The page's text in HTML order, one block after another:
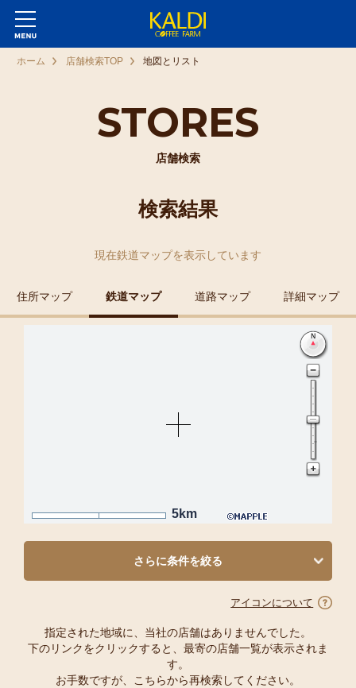
STORES
店舗検索
ホーム 店舗検索TOP 地図とリスト
検索結果
現在鉄道マップを表示しています
住所マップ 鉄道マップ 道路マップ 詳細マップ
5km
さらに条件を絞る
アイコンについて
指定された地域に、当社の店舗はありませんでした。
下のリンクをクリックすると、最寄の店舗一覧が表示されま
す。
お手数ですが、こちらから再検索してください。